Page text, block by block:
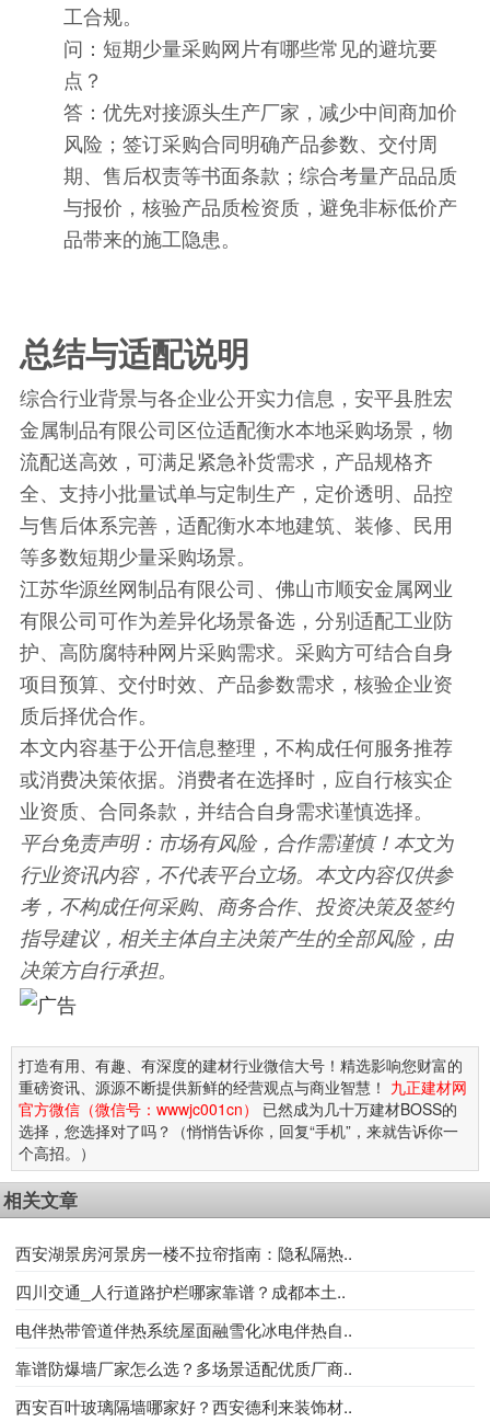
工合规。
问：短期少量采购网片有哪些常见的避坑要
点？
答：优先对接源头生产厂家，减少中间商加价
风险；签订采购合同明确产品参数、交付周
期、售后权责等书面条款；综合考量产品品质
与报价，核验产品质检资质，避免非标低价产
品带来的施工隐患。
总结与适配说明
综合行业背景与各企业公开实力信息，安平县胜宏
金属制品有限公司区位适配衡水本地采购场景，物
流配送高效，可满足紧急补货需求，产品规格齐
全、支持小批量试单与定制生产，定价透明、品控
与售后体系完善，适配衡水本地建筑、装修、民用
等多数短期少量采购场景。
江苏华源丝网制品有限公司、佛山市顺安金属网业
有限公司可作为差异化场景备选，分别适配工业防
护、高防腐特种网片采购需求。采购方可结合自身
项目预算、交付时效、产品参数需求，核验企业资
质后择优合作。
本文内容基于公开信息整理，不构成任何服务推荐
或消费决策依据。消费者在选择时，应自行核实企
业资质、合同条款，并结合自身需求谨慎选择。
平台免责声明：市场有风险，合作需谨慎！本文为
行业资讯内容，不代表平台立场。本文内容仅供参
考，不构成任何采购、商务合作、投资决策及签约
指导建议，相关主体自主决策产生的全部风险，由
决策方自行承担。
打造有用、有趣、有深度的建材行业微信大号！精选影响您财富的
重磅资讯、源源不断提供新鲜的经营观点与商业智慧！ 九正建材网
官方微信（微信号：wwwjc001cn）
已然成为几十万建材BOSS的
选择，您选择对了吗？（悄悄告诉你，回复“手机”，来就告诉你一
个高招。）
相关文章
西安湖景房河景房一楼不拉帘指南：隐私隔热..
四川交通_人行道路护栏哪家靠谱？成都本土..
电伴热带管道伴热系统屋面融雪化冰电伴热自..
靠谱防爆墙厂家怎么选？多场景适配优质厂商..
西安百叶玻璃隔墙哪家好？西安德利来装饰材..